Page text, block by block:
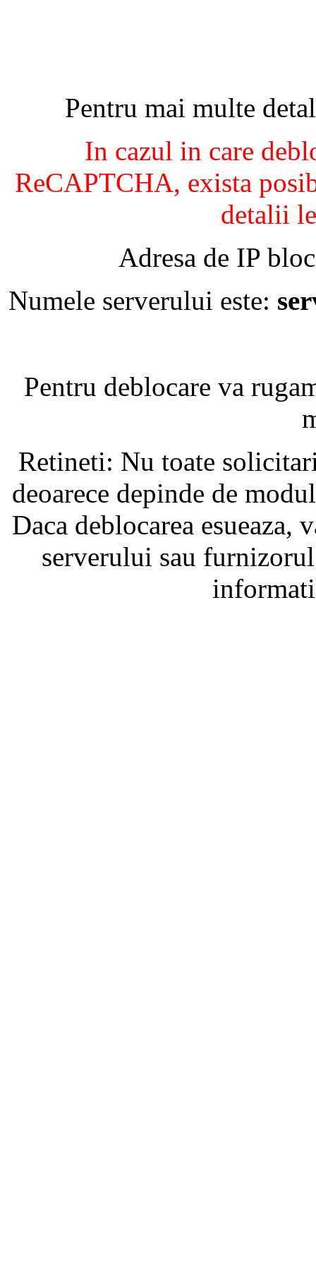
Pentru mai multe
In cazul in care
ReCAPTCHA, exista
detalii
Adresa de IP
Numele serverului este:
Pentru deblocare va
Retineti: Nu toate
deoarece depinde de
Daca deblocarea
serverului sau